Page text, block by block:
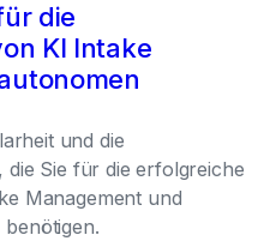
die
KI Intake
und die
Sie für die erfolgreiche
Management und